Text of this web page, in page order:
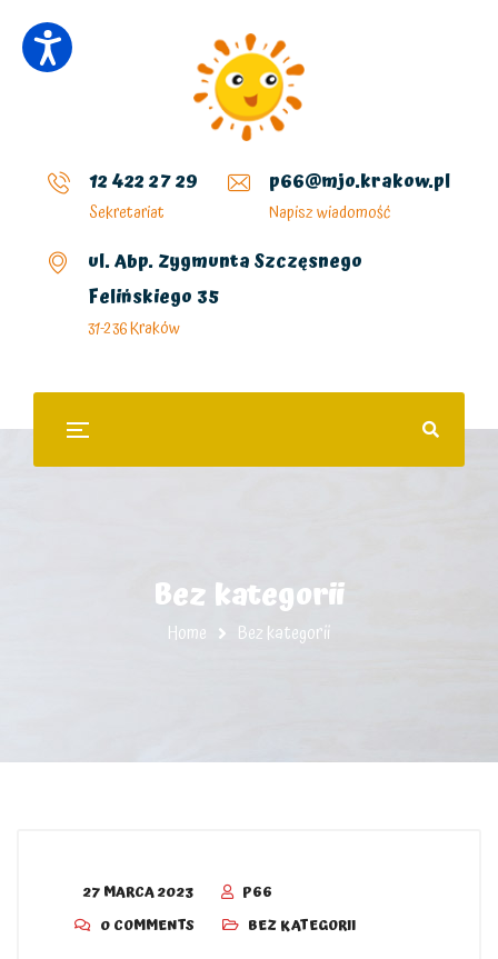
12 422 27 29
Sekretariat
p66@mjo.krakow.pl
Napisz wiadomość
ul. Abp. Zygmunta Szczęsnego
Felińskiego 35
31-236 Kraków
Bez kategorii
Home Bez kategorii
27 MARCA 2023
P66
0 COMMENTS
BEZ KATEGORII